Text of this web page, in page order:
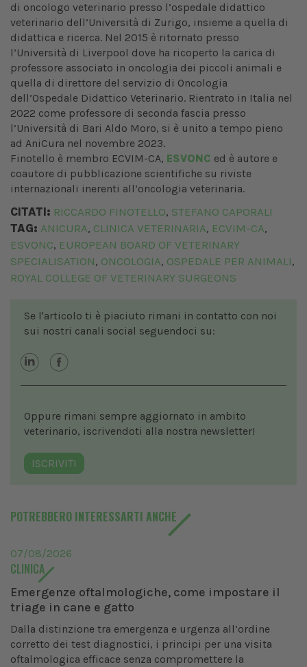
di oncologo veterinario presso l’ospedale didattico
veterinario dell’Università di Zurigo, insieme a quella di
didattica e ricerca. Nel 2015 è ritornato presso
l’Università di Liverpool dove ha ricoperto la carica di
professore associato in oncologia dei piccoli animali e
quella di direttore del servizio di Oncologia
dell’Ospedale Didattico Veterinario. Rientrato in Italia nel
2022 come professore di seconda fascia presso
l’Università di Bari Aldo Moro, si è unito a tempo pieno
ad AniCura nel novembre 2023.
Finotello è membro ECVIM-CA, ESVONC ed è autore e
coautore di pubblicazione scientifiche su riviste
internazionali inerenti all’oncologia veterinaria.
CITATI: RICCARDO FINOTELLO, STEFANO CAPORALI
TAG: ANICURA, CLINICA VETERINARIA, ECVIM-CA,
ESVONC, EUROPEAN BOARD OF VETERINARY
SPECIALISATION, ONCOLOGIA, OSPEDALE PER ANIMALI,
ROYAL COLLEGE OF VETERINARY SURGEONS
Se l'articolo ti è piaciuto rimani in contatto con noi
sui nostri canali social seguendoci su:
Oppure rimani sempre aggiornato in ambito
veterinario, iscrivendoti alla nostra newsletter!
ISCRIVITI
POTREBBERO INTERESSARTI ANCHE
07/08/2026
CLINICA
Emergenze oftalmologiche, come impostare il
triage in cane e gatto
Dalla distinzione tra emergenza e urgenza all’ordine
corretto dei test diagnostici, i principi per una visita
oftalmologica efficace senza compromettere la